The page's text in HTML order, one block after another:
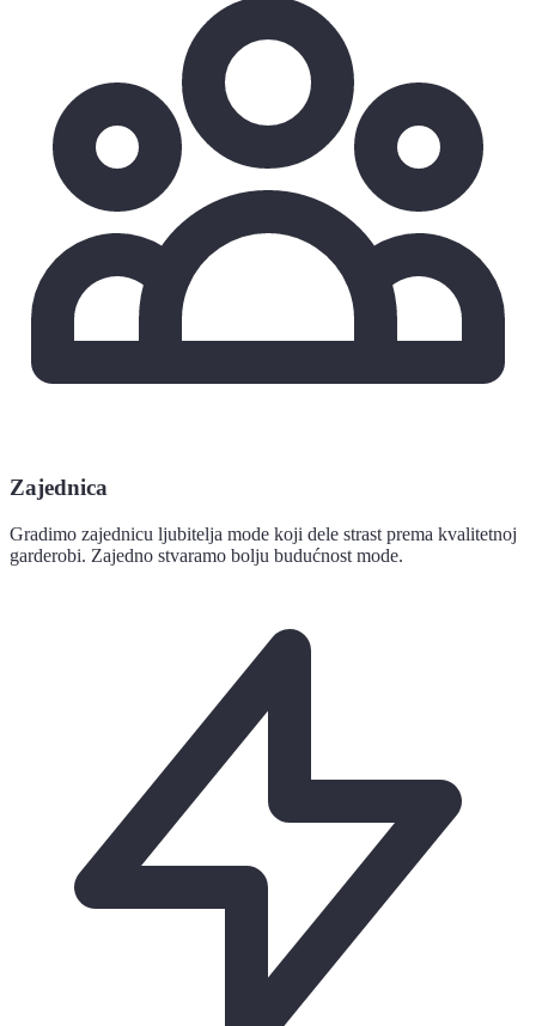
Zajednica
Gradimo zajednicu ljubitelja mode koji dele strast prema kvalitetnoj
garderobi. Zajedno stvaramo bolju budućnost mode.